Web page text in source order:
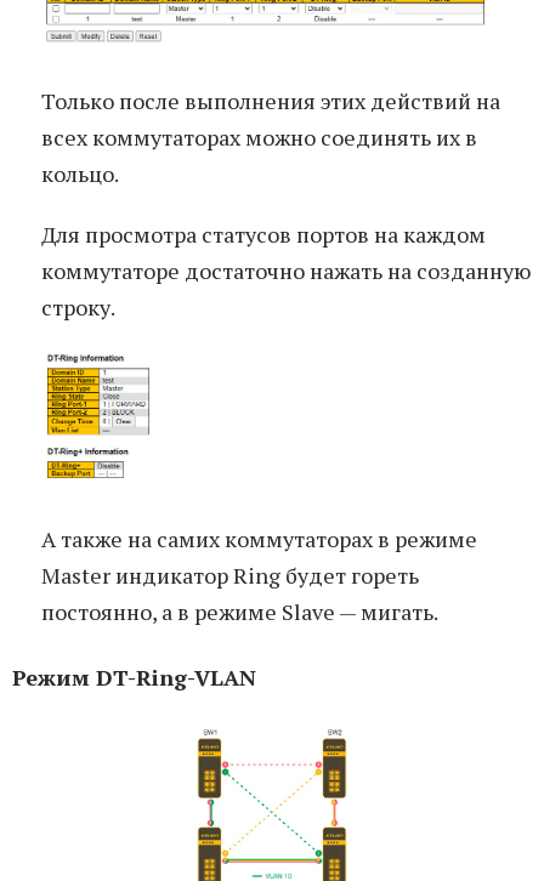
Только после выполнения этих действий на
всех коммутаторах можно соединять их в
кольцо.
Для просмотра статусов портов на каждом
коммутаторе достаточно нажать на созданную
строку.
А также на самих коммутаторах в режиме
Master индикатор Ring будет гореть
постоянно, а в режиме Slave — мигать.
Режим DT-Ring-VLAN